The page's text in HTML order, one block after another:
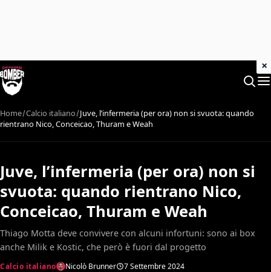
Home Calcio italiano Juve, l’infermeria (per ora) non si svuota: quando
rientrano Nico, Conceicao, Thuram e Weah
Juve, l’infermeria (per ora) non si
svuota: quando rientrano Nico,
Conceicao, Thuram e Weah
Thiago Motta deve convivere con alcuni infortuni: sono ai box
anche Milik e Kostic, che però è fuori dal progetto
Calcio italiano Nicolò Brunner 7 Settembre 2024
×